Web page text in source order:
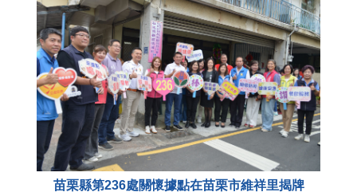
苗栗縣第236處關懷據點在苗栗市維祥里揭牌